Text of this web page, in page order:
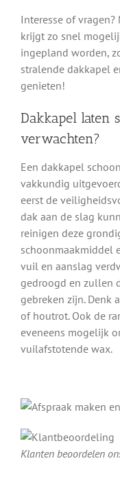
Interesse of
krijgt zo snel
ingepland worden,
stralende dakkapel
genieten!
Dakkapel laten
verwachten?
Een dakkapel
vakkundig
eerst de
dak aan de slag
reinigen deze
schoonmaakmiddel
vuil en aanslag
gedroogd en zullen
gebreken zijn. Denk
of houtrot. Ook de
eveneens mogelijk
vuilafstotende wax.
Klanten beoordelen